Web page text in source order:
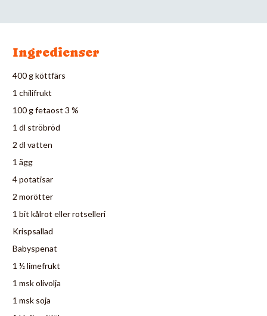
Ingredienser
400 g köttfärs
1 chilifrukt
100 g fetaost 3 %
1 dl ströbröd
2 dl vatten
1 ägg
4 potatisar
2 morötter
1 bit kålrot eller rotselleri
Krispsallad
Babyspenat
1 ½ limefrukt
1 msk olivolja
1 msk soja